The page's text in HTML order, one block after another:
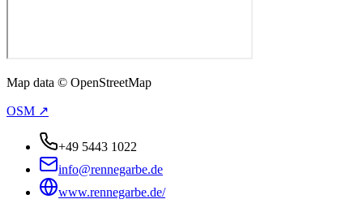
Map data © OpenStreetMap
OSM ↗
+49 5443 1022
info@rennegarbe.de
www.rennegarbe.de/